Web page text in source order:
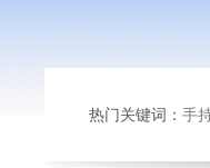
热门关键词： 手